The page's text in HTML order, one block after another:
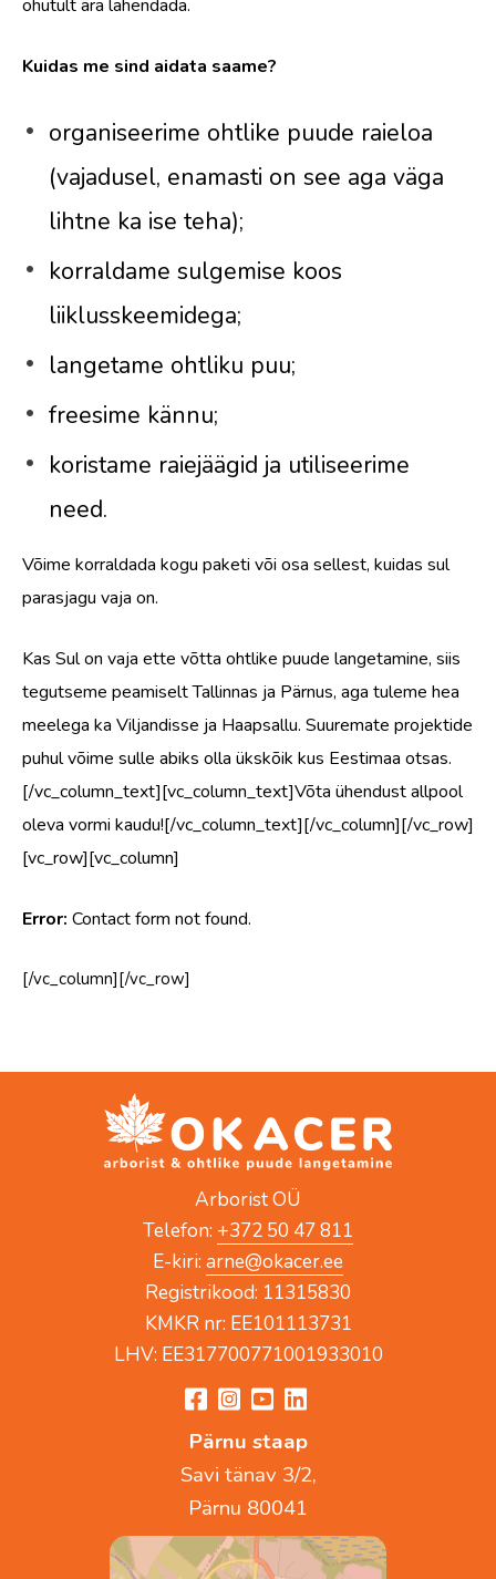
ohutult ära lahendada.
Kuidas me sind aidata saame?
organiseerime ohtlike puude raieloa
(vajadusel, enamasti on see aga väga
lihtne ka ise teha);
korraldame sulgemise koos
liiklusskeemidega;
langetame ohtliku puu;
freesime kännu;
koristame raiejäägid ja utiliseerime
need.
Võime korraldada kogu paketi või osa sellest, kuidas sul
parasjagu vaja on.
Kas Sul on vaja ette võtta ohtlike puude langetamine, siis
tegutseme peamiselt Tallinnas ja Pärnus, aga tuleme hea
meelega ka Viljandisse ja Haapsallu. Suuremate projektide
puhul võime sulle abiks olla ükskõik kus Eestimaa otsas.
[/vc_column_text][vc_column_text]Võta ühendust allpool
oleva vormi kaudu![/vc_column_text][/vc_column][/vc_row]
[vc_row][vc_column]
Error: Contact form not found.
[/vc_column][/vc_row]
Arborist OÜ
Telefon: +372 50 47 811
E-kiri: arne@okacer.ee
Registrikood: 11315830
KMKR nr: EE101113731
LHV: EE317700771001933010
Pärnu staap
Savi tänav 3/2,
Pärnu 80041